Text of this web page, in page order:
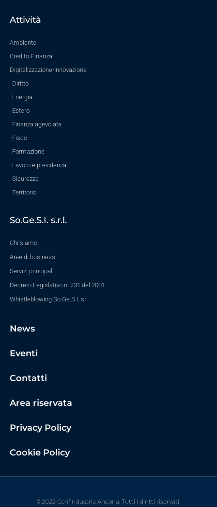
Attività
Ambiente
Credito-Finanza
Digitalizzazione-Innovazione
Diritto
Energia
Estero
Finanza agevolata
Fisco
Formazione
Lavoro e previdenza
Sicurezza
Territorio
So.Ge.S.I. s.r.l.
Chi siamo
Aree di business
Servizi principali
Decreto Legislativo n. 231 del 2001
Whistleblowing So.Ge.S.I. srl
News
Eventi
Contatti
Area riservata
Privacy Policy
Cookie Policy
©2022 Confindustria Ancona. Tutti i diritti riservati.